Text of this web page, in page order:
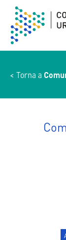
contingut
Torna a